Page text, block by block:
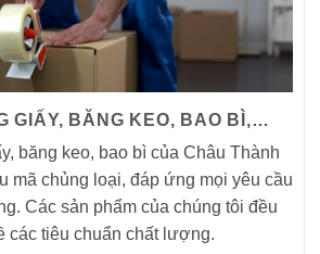
GIẤY, BĂNG KEO, BAO BÌ,…
băng keo, bao bì của Châu Thành
mã chủng loại, đáp ứng mọi yêu cầu
Các sản phẩm của chúng tôi đều
các tiêu chuẩn chất lượng.